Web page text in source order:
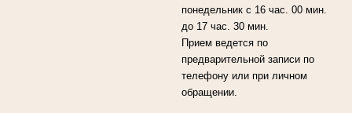
понедельник с 16 час. 00 мин.
до 17 час. 30 мин.
Прием ведется по
предварительной записи по
телефону или при личном
обращении.